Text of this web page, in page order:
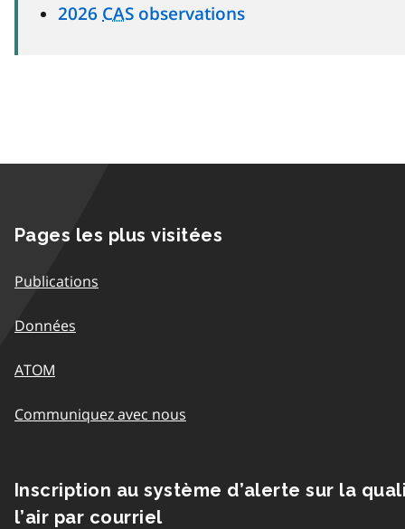
2026 CAS observations
Pages les plus visitées
Publications
Données
ATOM
Communiquez avec nous
Inscription au système d’alerte sur la
l’air par courriel